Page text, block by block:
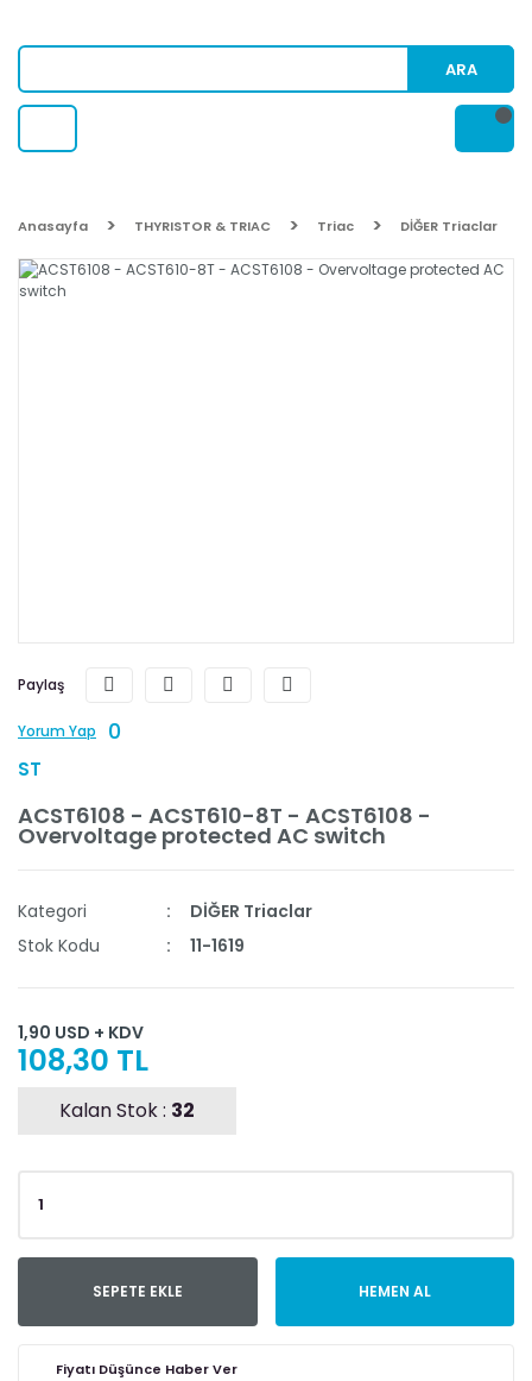
ARA
Anasayfa THYRISTOR & TRIAC Triac DİĞER Triaclar
Paylaş
Yorum Yap 0
ST
ACST6108 - ACST610-8T - ACST6108 -
Overvoltage protected AC switch
Kategori
DİĞER Triaclar
Stok Kodu
11-1619
1,90 USD + KDV
108,30 TL
Kalan Stok : 32
SEPETE EKLE HEMEN AL
Fiyatı Düşünce Haber Ver